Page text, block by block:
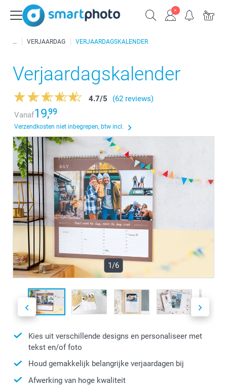
VERJAARDAG VERJAARDAGSKALENDER
Verjaardagskalender
4.7/5
(62 reviews)
Vanaf19,99
Verzendkosten niet inbegrepen, btw incl.
1/6
Kies uit verschillende designs en personaliseer met
tekst en/of foto
Houd gemakkelijk belangrijke verjaardagen bij
Afwerking van hoge kwaliteit